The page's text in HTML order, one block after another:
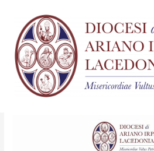
Mese: